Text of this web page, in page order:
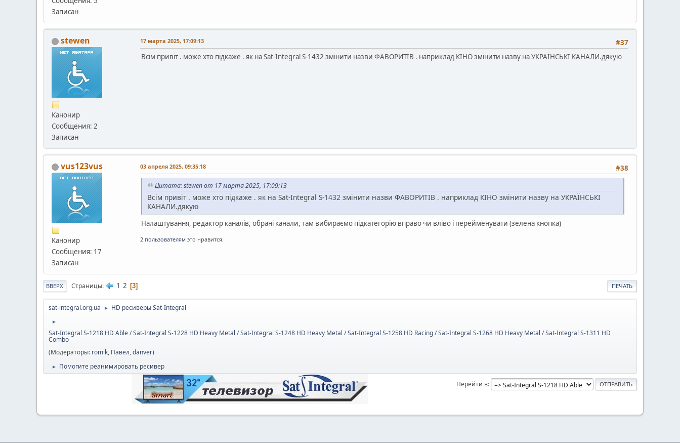
Записан
stewen
Канонир
Сообщения: 2
Записан
#37
17 марта 2025, 17:09:13
Всім привіт . може хто підкаже . як на Sat-Integral S-1432 змінити назви ФАВОРИТІВ . наприклад КІНО змінити назву на УКРАЇНСЬКІ КАНАЛИ.дякую
vus123vus
Канонир
Сообщения: 17
Записан
#38
03 апреля 2025, 09:35:18
Цитата: stewen от 17 марта 2025, 17:09:13
Всім привіт . може хто підкаже . як на Sat-Integral S-1432 змінити назви ФАВОРИТІВ . наприклад КІНО змінити назву на УКРАЇНСЬКІ
КАНАЛИ.дякую
Налаштування, редактор каналів, обрані канали, там вибираємо підкатегорію вправо чи вліво і перейменувати (зелена кнопка)
2 пользователям это нравится.
ПЕЧАТЬ
ВВЕРХ Страницы 1 2 3
sat-integral.org.ua ► HD ресиверы Sat-Integral
►
Sat-Integral S-1218 HD Able / Sat-Integral S-1228 HD Heavy Metal / Sat-Integral S-1248 HD Heavy Metal / Sat-Integral S-1258 HD Racing / Sat-Integral S-1268 HD Heavy Metal / Sat-Integral S-1311 HD
Combo
(Модераторы: romik, Павел,danver)
► Помогите реанимировать ресивер
Перейти в